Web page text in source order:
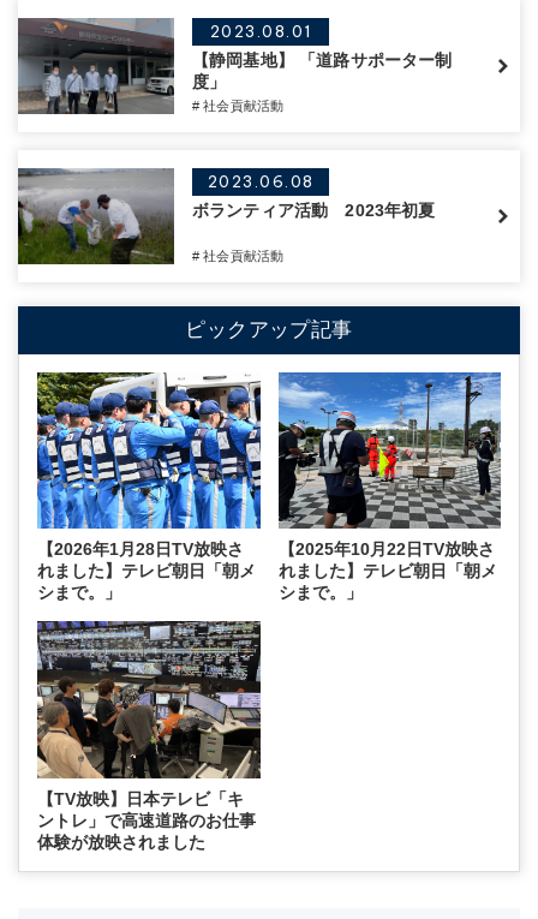
2023.08.01
【静岡基地】 「道路サポーター制
度」
# 社会貢献活動
2023.06.08
ボランティア活動 2023年初夏
# 社会貢献活動
ピックアップ記事
【2026年1月28日TV放映さ
れました】テレビ朝日「朝メ
シまで。」
【2025年10月22日TV放映さ
れました】テレビ朝日「朝メ
シまで。」
【TV放映】日本テレビ「キ
ントレ」で高速道路のお仕事
体験が放映されました